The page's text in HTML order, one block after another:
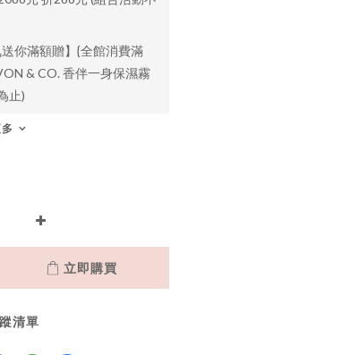
你滿額贈】{全館消費滿
& CO. 香伴一身保濕霧
止)
立即購買
清單